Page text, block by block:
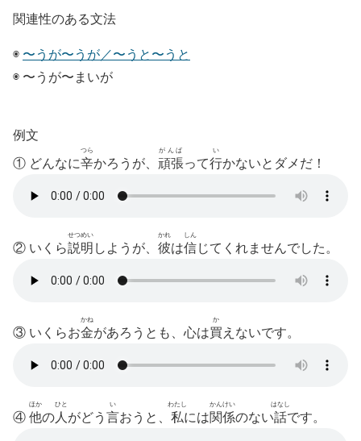
関連性のある文法
◉ 〜うが〜うが／〜うと〜うと
◉ 〜うが〜まいが
例文
① どんなに辛
つら
かろうが 頑張
がんば
って行
い
かないとダメだ！
② いくら説明
せつめい
しようが 彼
かれ
は信
しん
じてくれませんでした。
③ いくらお金
かね
があろうとも 、心は買
か
えないです。
④他
ほか
の人
ひと
がどう言
い
おうと 私
わたし
には関係
かんけい
のない話
はなし
です。